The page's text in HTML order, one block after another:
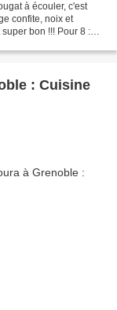
à écouler, c'est
confite, noix et
bon !!! Pour 8 :
: Cuisine